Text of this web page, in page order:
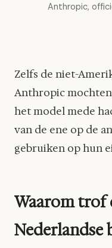
Anthropic,
Zelfs de niet-
Anthropic
het model mede
van de ene op de
gebruiken op hun
Waarom trof
Nederlandse